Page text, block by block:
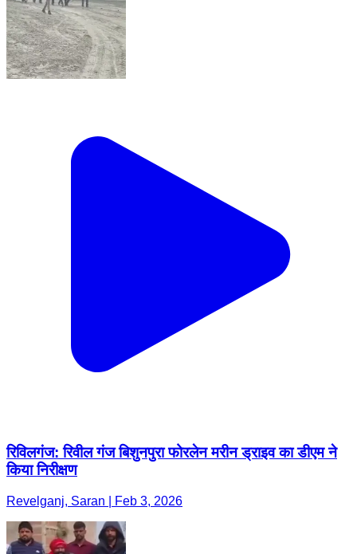
रिविलगंज: रिवील गंज बिशुनपुरा फोरलेन मरीन ड्राइव का डीएम ने
किया निरीक्षण
Revelganj, Saran | Feb 3, 2026